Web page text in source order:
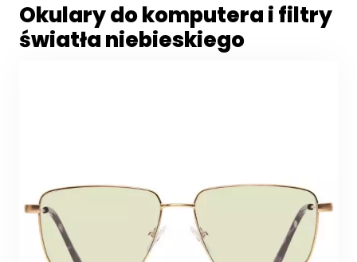
Okulary do komputera i filtry
światła niebieskiego
t
y
st
m